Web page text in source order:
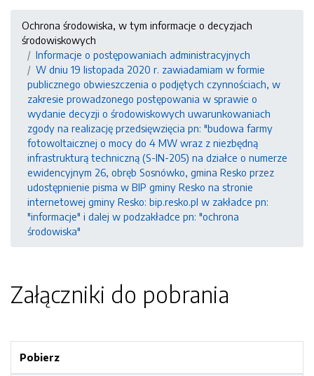
Ochrona środowiska, w tym informacje o decyzjach
środowiskowych
Informacje o postępowaniach administracyjnych
W dniu 19 listopada 2020 r. zawiadamiam w formie
publicznego obwieszczenia o podjętych czynnościach, w
zakresie prowadzonego postępowania w sprawie o
wydanie decyzji o środowiskowych uwarunkowaniach
zgody na realizację przedsięwzięcia pn: "budowa farmy
fotowoltaicznej o mocy do 4 MW wraz z niezbędną
infrastrukturą techniczną (S-IN-205) na działce o numerze
ewidencyjnym 26, obręb Sosnówko, gmina Resko przez
udostępnienie pisma w BIP gminy Resko na stronie
internetowej gminy Resko: bip.resko.pl w zakładce pn:
"informacje" i dalej w podzakładce pn: "ochrona
środowiska"
Załączniki do pobrania
Pobierz